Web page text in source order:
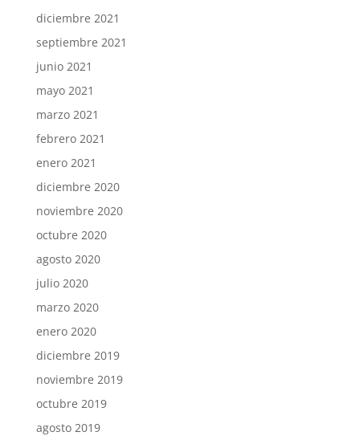
diciembre 2021
septiembre 2021
junio 2021
mayo 2021
marzo 2021
febrero 2021
enero 2021
diciembre 2020
noviembre 2020
octubre 2020
agosto 2020
julio 2020
marzo 2020
enero 2020
diciembre 2019
noviembre 2019
octubre 2019
agosto 2019